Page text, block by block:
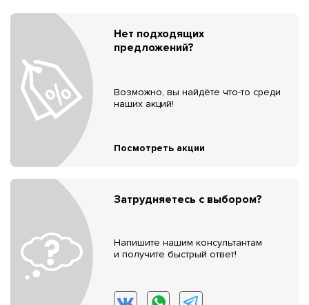
Нет подходящих
предложений?
Возможно, вы найдёте что-то среди
наших акций!
Посмотреть акции
Затрудняетесь с выбором?
Напишите нашим консультантам
и получите быстрый ответ!